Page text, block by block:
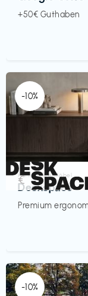
+50€ Guthaben
-10%
Homeoffice Möbel
Deskspace
Premium
€‎
-10%